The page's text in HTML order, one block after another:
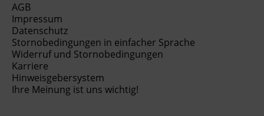
AGB
Impressum
Datenschutz
Stornobedingungen in einfacher Sprache
Widerruf und Stornobedingungen
Karriere
Hinweisgebersystem
Ihre Meinung ist uns wichtig!